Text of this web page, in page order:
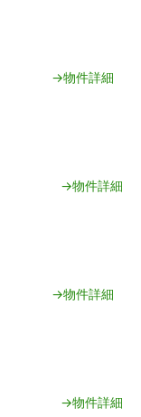
→物件詳細
→物件詳細
→物件詳細
→物件詳細